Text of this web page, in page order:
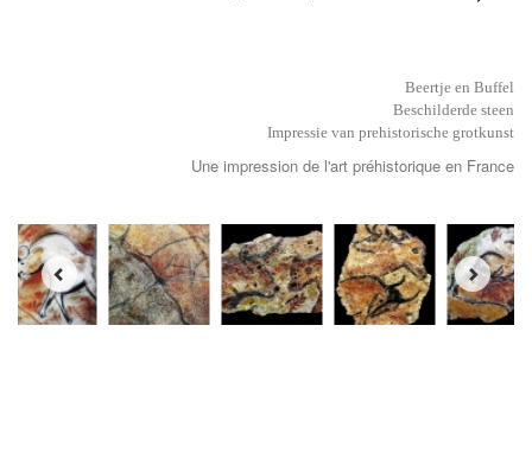
Beertje en Buffel
Beschilderde steen
Impressie van prehistorische grotkunst
Une impression de l'art préhistorique en France